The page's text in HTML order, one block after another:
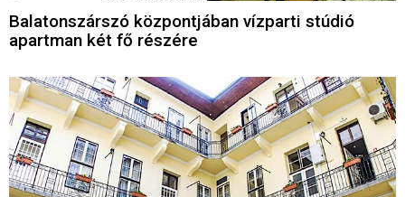
Balatonszárszó központjában vízparti stúdió
apartman két fő részére